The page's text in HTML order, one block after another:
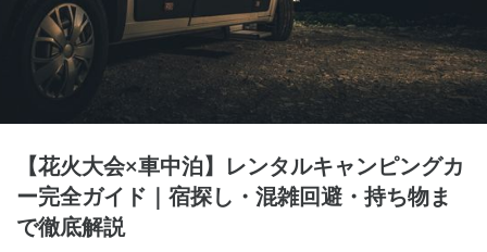
【花火大会×車中泊】レンタルキャンピングカ
ー完全ガイド｜宿探し・混雑回避・持ち物ま
で徹底解説